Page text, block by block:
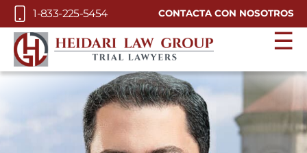
Skip to Main Content
1-833-225-5454 CONTACTA CON NOSOTROS
☰